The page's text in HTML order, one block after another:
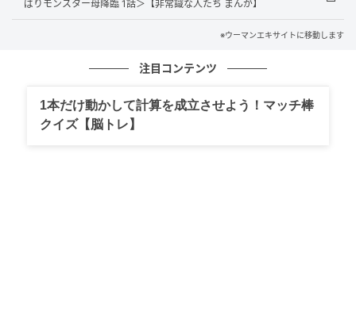
ウーマンエキサイト
ばりモンスター母降臨 1話＞【非常識な人たち まんが】
※ウーマンエキサイトに移動します
注目コンテンツ
1本だけ動かして計算を成立させよう！マッチ棒
クイズ【脳トレ】